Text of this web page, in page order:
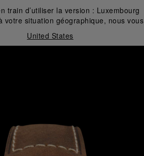
train d’utiliser la version : Luxembourg
situation géographique, nous
United States